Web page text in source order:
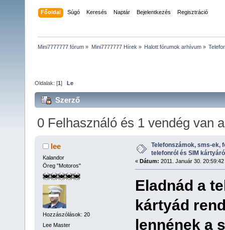
Főoldal Súgó Keresés Naptár Bejelentkezés Regisztráció
Mini7777777 fórum » Mini7777777 Hírek » Halott fórumok arhívum»
Oldalak: [1 ] Le
Szerző
Téma: Telefonszámok, sms-ek,
0 Felhasználó és 1 vendég van
lee
Kalandor
Öreg "Motoros"
Hozzászólások: 20
Lee Master
Telefonszámok, sms-ek,
telefonról és SIM
« Dátum: 2011. Január 30. 20:59:42
Eladnád a
kártyád
lennének a